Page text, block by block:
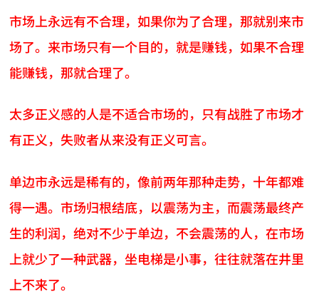
市场上永远有不合理，如果你为了合理，那就别来市
场了。来市场只有一个目的，就是赚钱，如果不合理
能赚钱，那就合理了。
太多正义感的人是不适合市场的，只有战胜了市场才
有正义，失败者从来没有正义可言。
单边市永远是稀有的，像前两年那种走势，十年都难
得一遇。市场归根结底，以震荡为主，而震荡最终产
生的利润，绝对不少于单边，不会震荡的人，在市场
上就少了一种武器，坐电梯是小事，往往就落在井里
上不来了。